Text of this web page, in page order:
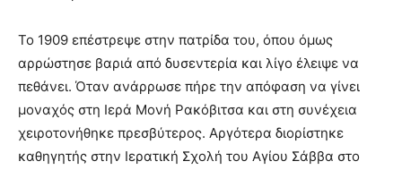
Το 1909 επέστρεψε στην πατρίδα του, όπου όμως
αρρώστησε βαριά από δυσεντερία και λίγο έλειψε να
πεθάνει. Όταν ανάρρωσε πήρε την απόφαση να γίνει
μοναχός στη Ιερά Μονή Ρακόβιτσα και στη συνέχεια
χειροτονήθηκε πρεσβύτερος. Αργότερα διορίστηκε
καθηγητής στην Ιερατική Σχολή του Αγίου Σάββα στο